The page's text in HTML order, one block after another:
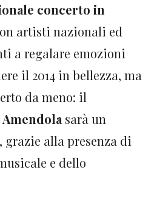
concerto in
artisti nazionali ed
a regalare emozioni
il 2014 in bellezza, ma
da meno: il
sarà un
grazie alla presenza di
e dello